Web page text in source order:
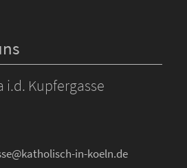
i.d. Kupfergasse
in-koeln.de